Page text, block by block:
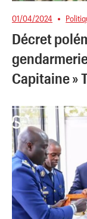
01/04/2024
Décret
Capitaine »